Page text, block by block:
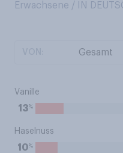
Erwachsene / IN
Vanille
13%
Haselnuss
10%